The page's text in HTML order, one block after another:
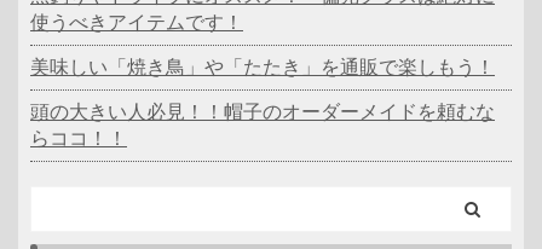
使うべきアイテムです！
美味しい「焼き鳥」や「たたき」を通販で楽しもう！
頭の大きい人必見！！帽子のオーダーメイドを頼むな
らココ！！